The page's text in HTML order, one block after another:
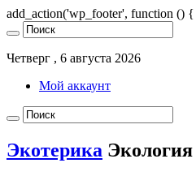
add_action('wp_footer', function () {
Четверг , 6 августа 2026
Мой аккаунт
Экотерика